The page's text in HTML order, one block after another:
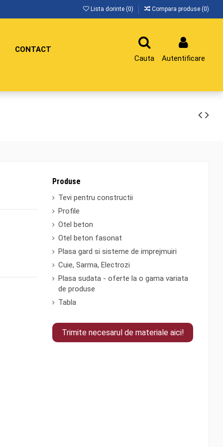
Lista dorinte (0) Compara produse (0)
CONTACT
Cauta
Autentificare
Produse
Tevi pentru constructii
Profile
Otel beton
Otel beton fasonat
Plasa gard si sisteme de imprejmuiri
Cuie, Sarma, Electrozi
Plasa sudata - oferte la o gama variata
de produse
Tabla
Trimite necesarul de materiale aici!